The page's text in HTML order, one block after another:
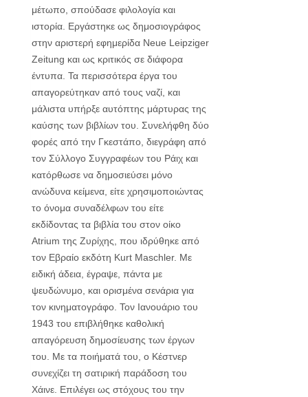
μέτωπο, σπούδασε φιλολογία και
ιστορία. Εργάστηκε ως δημοσιογράφος
στην αριστερή εφημερίδα Neue Leipziger
Zeitung και ως κριτικός σε διάφορα
έντυπα. Τα περισσότερα έργα του
απαγορεύτηκαν από τους ναζί, και
μάλιστα υπήρξε αυτόπτης μάρτυρας της
καύσης των βιβλίων του. Συνελήφθη δύο
φορές από την Γκεστάπο, διεγράφη από
τον Σύλλογο Συγγραφέων του Ράιχ και
κατόρθωσε να δημοσιεύσει μόνο
ανώδυνα κείμενα, είτε χρησιμοποιώντας
το όνομα συναδέλφων του είτε
εκδίδοντας τα βιβλία του στον οίκο
Atrium της Ζυρίχης, που ιδρύθηκε από
τον Εβραίο εκδότη Kurt Maschler. Με
ειδική άδεια, έγραψε, πάντα με
ψευδώνυμο, και ορισμένα σενάρια για
τον κινηματογράφο. Τον Ιανουάριο του
1943 του επιβλήθηκε καθολική
απαγόρευση δημοσίευσης των έργων
του. Με τα ποιήματά του, ο Κέστνερ
συνεχίζει τη σατιρική παράδοση του
Χάινε. Επιλέγει ως στόχους του την